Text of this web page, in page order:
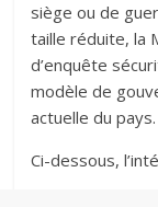
siège ou de
taille réduite, la
d’enquête
modèle de
actuelle du pays.
‎‎Ci-dessous,